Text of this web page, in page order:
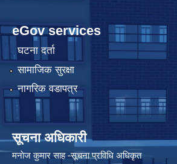
eGov services
घटना दर्ता
सामाजिक सुरक्षा
नागरिक वडापत्र
सूचना अधिकारी
मनाेज कुमार साह -सूचना प्रविधि अधिकृत